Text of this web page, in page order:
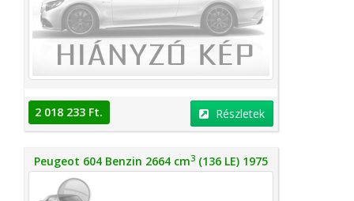
2 018 233 Ft. Részletek
Peugeot 604 Benzin 2664 cm3 (136 LE) 1975